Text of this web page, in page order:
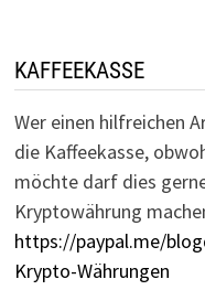
KAFFEEKASSE
Wer einen hilfreichen
die Kaffeekasse,
möchte darf dies
Kryptowährung
https://paypal.me/
Krypto-Währungen